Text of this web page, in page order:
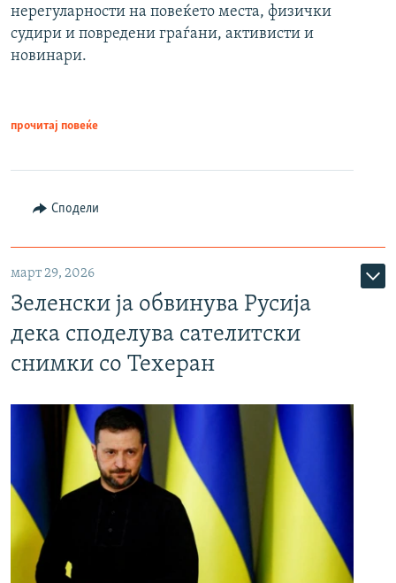
нерегуларности на повеќето места, физички
судири и повредени граѓани, активисти и
новинари.
прочитај повеќе
Сподели
март 29, 2026
Зеленски ја обвинува Русија
дека споделува сателитски
снимки со Техеран